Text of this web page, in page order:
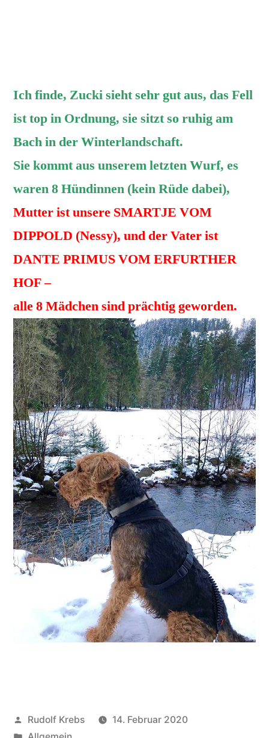
Ich finde, Zucki sieht sehr gut aus, das Fell
ist top in Ordnung, sie sitzt so ruhig am
Bach in der Winterlandschaft.
Sie kommt aus unserem letzten Wurf, es
waren 8 Hündinnen (kein Rüde dabei),
Mutter ist unsere SMARTJE VOM
DIPPOLD (Nessy), und der Vater ist
DANTE PRIMUS VOM ERFURTHER
HOF –
alle 8 Mädchen sind prächtig geworden.
Veröffentlicht
von
Rudolf Krebs
14. Februar 2020
Veröffentlicht